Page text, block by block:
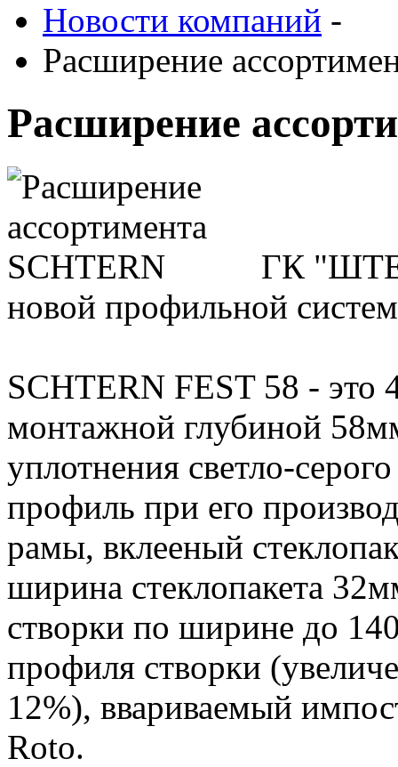
Новости компаний -
Расширение
Расширение
ГК
новой профильной
SCHTERN FEST 58 - это
монтажной глубиной
уплотнения светло-
профиль при его
рамы, вклееный
ширина стеклопакета
створки по ширине до
профиля створки
12%), ввариваемый
Roto.